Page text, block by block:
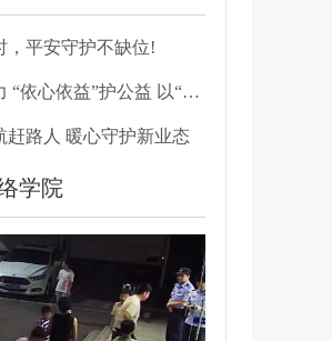
，平安守护不缺位!
党铸检魂聚合力 “依心依益”护公益 以“四融”路径引领多元共治
赶路人 暖心守护新业态
学院